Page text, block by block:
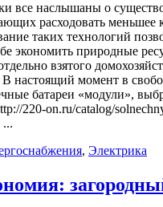
все наслышаны о
расходовать меньшее
таких технологий
экономить природные
взятого
настоящий момент в
батареи «модули»,
220-on.ru/catalog/
...
, Электрика